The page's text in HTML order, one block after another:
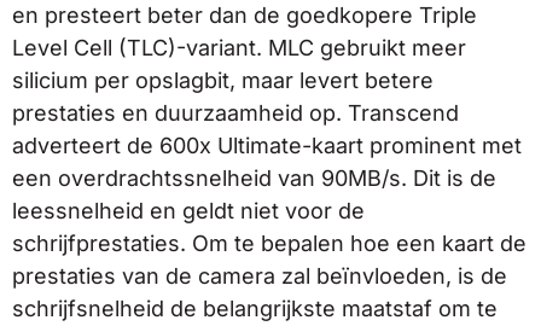
en presteert beter dan de goedkopere Triple
Level Cell (TLC)-variant. MLC gebruikt meer
silicium per opslagbit, maar levert betere
prestaties en duurzaamheid op. Transcend
adverteert de 600x Ultimate-kaart prominent met
een overdrachtssnelheid van 90MB/s. Dit is de
leessnelheid en geldt niet voor de
schrijfprestaties. Om te bepalen hoe een kaart de
prestaties van de camera zal beïnvloeden, is de
schrijfsnelheid de belangrijkste maatstaf om te